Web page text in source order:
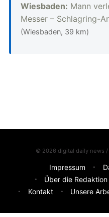
Wiesbaden: Mann
Messer – Schlagring-
(Wiesbaden, 39 km)
© 2026 digital daily news /
Impressum
Über die Redaktion
Kontakt
Unsere